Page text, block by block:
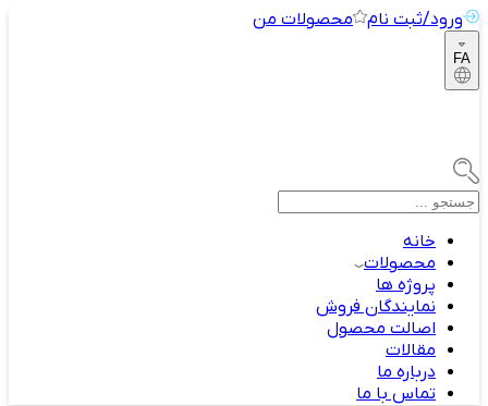
ورود/ثبت نام محصولات من
FA
خانه
محصولات
پروژه ها
نمایندگان فروش
اصالت محصول
مقالات
درباره ما
تماس با ما